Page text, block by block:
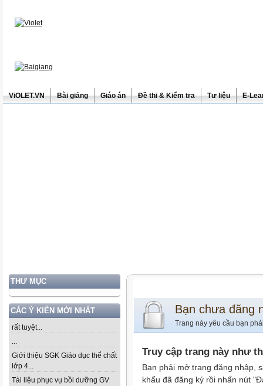
ViOLET.VN Bài giảng Giáo án Đề thi & Kiểm tra Tư liệu E-
THƯ MỤC
CÁC Ý KIẾN MỚI NHẤT
rất tuyệt...
...
Giới thiệu SGK Giáo dục thể chất
lớp 4...
Tài liệu phục vụ bồi dưỡng GV
Bạn chưa đăng
Trang này yêu cầu bạn
Truy cập trang này như
Bạn phải mở trang đăng nhập,
khẩu đã đăng ký rồi nhấn nút